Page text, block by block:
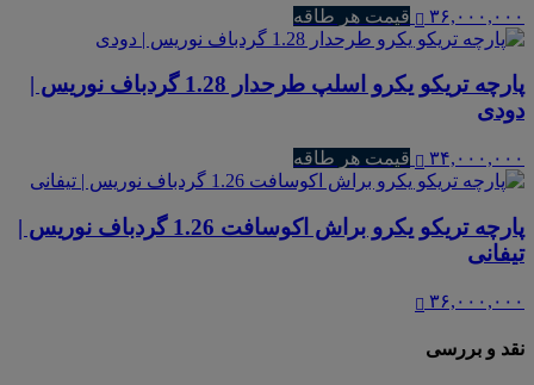
۳۶,۰۰۰,۰۰۰ قیمت هر طاقه
پارچه تریکو یکرو اسلپ طرحدار 1.28 گردباف نوریس |
دودی
۳۴,۰۰۰,۰۰۰ قیمت هر طاقه
پارچه تریکو یکرو براش اکوسافت 1.26 گردباف نوریس |
تیفانی
۳۶,۰۰۰,۰۰۰
نقد و بررسی